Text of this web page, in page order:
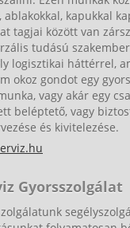
ablakokkal, kapukkal
tagjai között van
tudású
logisztikai háttérrel,
okoz gondot egy
vagy akár egy
beléptető, vagy
és kivitelezése.
Gyorsszolgálat